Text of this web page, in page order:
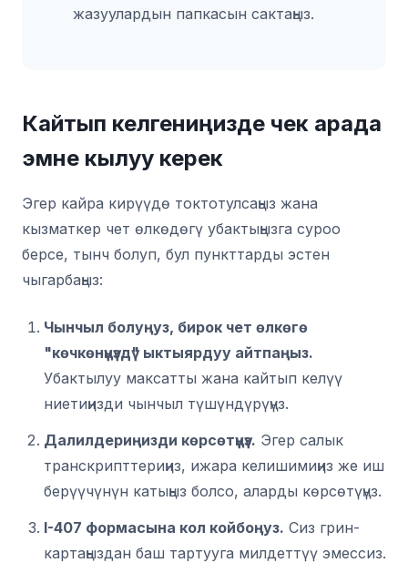
жазуулардын папкасын сактаңыз.
Кайтып келгениңизде чек арада
эмне кылуу керек
Эгер кайра кирүүдө токтотулсаңыз жана
кызматкер чет өлкөдөгү убактыңызга суроо
берсе, тынч болуп, бул пункттарды эстен
чыгарбаңыз:
Чынчыл болуңуз, бирок чет өлкөгө
"көчкөнүңүздү" ыктыярдуу айтпаңыз.
Убактылуу максатты жана кайтып келүү
ниетиңизди чынчыл түшүндүрүңүз.
Далилдериңизди көрсөтүңүз. Эгер салык
транскрипттериңиз, ижара келишимиңиз же иш
берүүчүнүн катыңыз болсо, аларды көрсөтүңүз.
I-407 формасына кол койбоңуз. Сиз грин-
картаңыздан баш тартууга милдеттүү эмессиз.